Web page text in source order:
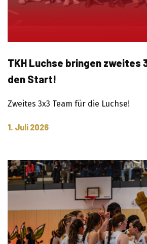
TKH Luchse bringen zweites
den Start!
Zweites 3x3 Team für die Luchse!
1. Juli 2026